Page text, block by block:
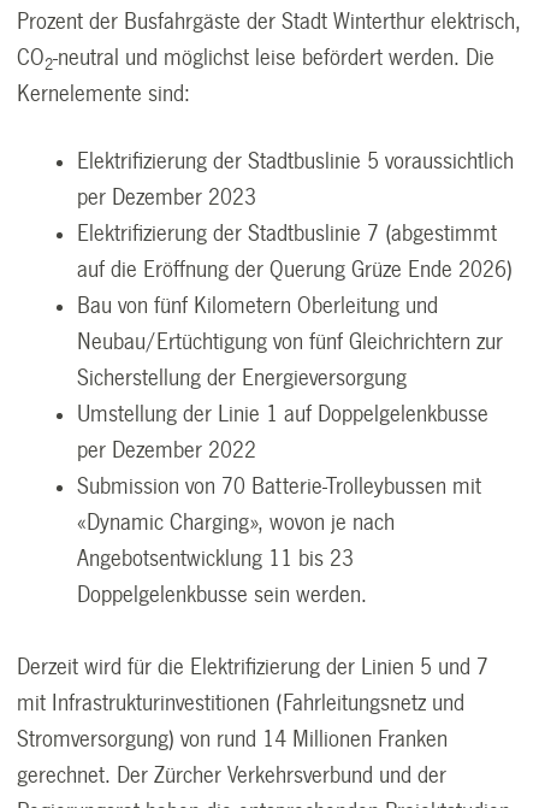
Prozent der Busfahrgäste der Stadt Winterthur elektrisch,
CO2-neutral und möglichst leise befördert werden. Die
Kernelemente sind:
Elektrifizierung der Stadtbuslinie 5 voraussichtlich
per Dezember 2023
Elektrifizierung der Stadtbuslinie 7 (abgestimmt
auf die Eröffnung der Querung Grüze Ende 2026)
Bau von fünf Kilometern Oberleitung und
Neubau/Ertüchtigung von fünf Gleichrichtern zur
Sicherstellung der Energieversorgung
Umstellung der Linie 1 auf Doppelgelenkbusse
per Dezember 2022
Submission von 70 Batterie-Trolleybussen mit
«Dynamic Charging», wovon je nach
Angebotsentwicklung 11 bis 23
Doppelgelenkbusse sein werden.
Derzeit wird für die Elektrifizierung der Linien 5 und 7
mit Infrastrukturinvestitionen (Fahrleitungsnetz und
Stromversorgung) von rund 14 Millionen Franken
gerechnet. Der Zürcher Verkehrsverbund und der